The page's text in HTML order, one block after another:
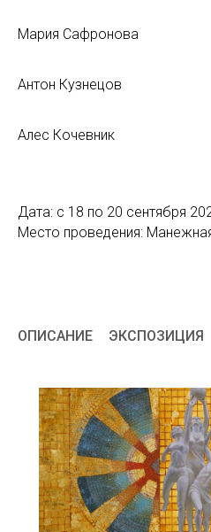
Мария Сафронова
Антон Кузнецов
Алес Кочевник
Дата: с 18 по 20 сентября
Место проведения:
ОПИСАНИЕ ЭКСПОЗИЦИЯ